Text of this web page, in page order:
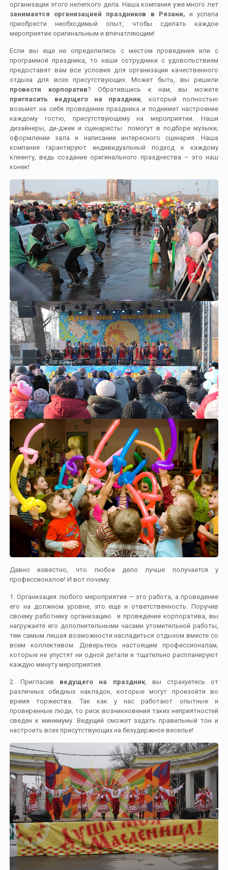
организации этого нелегкого дела. Наша компания уже много лет
занимается организацией праздников в Рязани, и успела
приобрести необходимый опыт, чтобы сделать каждое
мероприятие оригинальным и впечатляющим!
Если вы еще не определились с местом проведения или с
программой праздника, то наши сотрудники с удовольствием
предоставят вам все условия для организации качественного
отдыха для всех присутствующих. Может быть, вы решили
провести корпоратив? Обратившись к нам, вы можете
пригласить ведущего на праздник, который полностью
возьмет на себя проведение праздника и поднимет настроение
каждому гостю, присутствующему на мероприятии. Наши
дизайнеры, ди-джеи и сценаристы помогут в подборе музыки,
оформлении зала и написании интересного сценария. Наша
компания гарантируют индивидуальный подход к каждому
клиенту, ведь создание оригинального празднества – это наш
конек!
Давно известно, что любое дело лучше получается у
профессионалов! И вот почему:
1. Организация любого мероприятия — это работа, а проведение
его на должном уровне, это еще и ответственность. Поручив
своему работнику организацию и проведение корпоратива, вы
нагружаете его дополнительными часами утомительной работы,
тем самым лишая возможности насладиться отдыхом вместе со
всем коллективом. Доверьтесь настоящим профессионалам,
которые не упустят ни одной детали и тщательно распланируют
каждую минуту мероприятия.
2. Пригласив ведущего на праздник, вы страхуетесь от
различных обидных накладок, которые могут произойти во
время торжества. Так как у нас работают опытные и
проверенные люди, то риск возникновения таких неприятностей
сведен к минимуму. Ведущий сможет задать правильный тон и
настроить всех присутствующих на безудержное веселье!